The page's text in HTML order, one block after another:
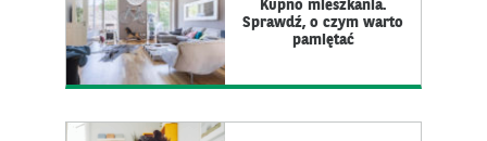
Kupno mieszkania.
Sprawdź, o czym warto
pamiętać